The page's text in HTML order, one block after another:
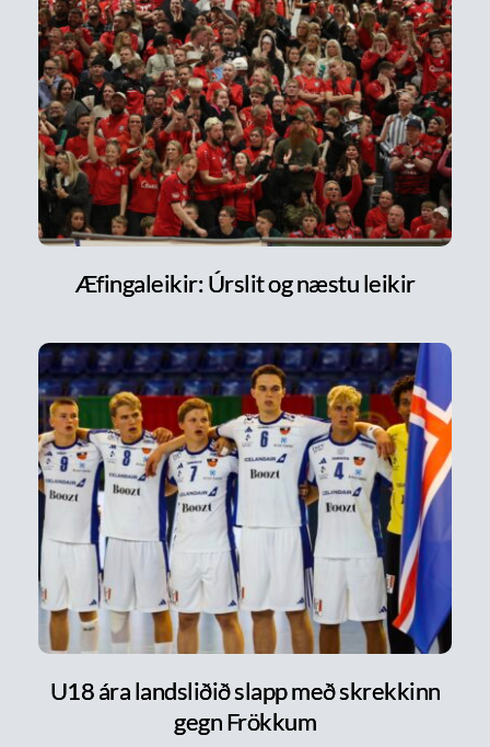
Æfingaleikir: Úrslit og næstu leikir
U18 ára landsliðið slapp með skrekkinn
gegn Frökkum